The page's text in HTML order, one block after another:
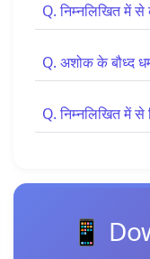
Q. निम्नलिखित में से
Q. अशोक के बौध्द
Q. निम्नलिखित में
📱